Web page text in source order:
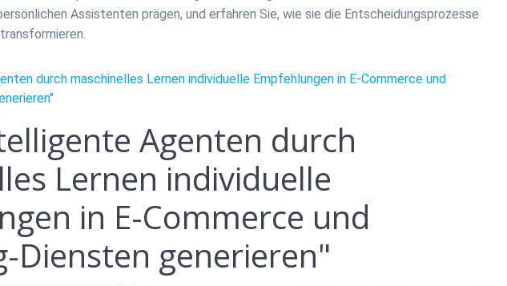
Assistenten prägen, und erfahren Sie, wie sie die Entscheidungsprozesse
durch maschinelles Lernen individuelle Empfehlungen in E-Commerce und
Agenten durch
Lernen individuelle
in E-Commerce und
Diensten generieren"